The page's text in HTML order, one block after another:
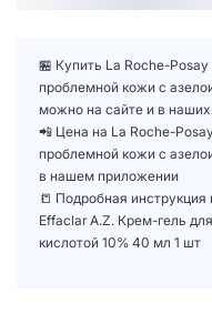
🏪 Купить La Roche-
проблемной кожи с
можно на сайте и в наших
📲 Цена на La Roche-
проблемной кожи с
в нашем приложении
📒 Подробная
Effaclar A.Z. Крем-гель
кислотой 10% 40 мл 1 шт